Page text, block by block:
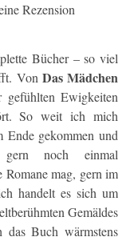
Rezension
Bücher – so viel
Von Das Mädchen
Ewigkeiten
So weit ich mich
Ende gekommen und
noch einmal
Romane mag, gern im
handelt es sich um
Gemäldes
Buch wärmstens